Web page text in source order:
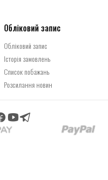
Обліковий запис
Обліковий запис
Історія замовлень
Список побажань
Розсилання новин